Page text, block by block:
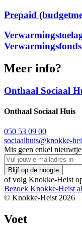
Prepaid
Verwarmingsfonds
Meer info?
Onthaal Sociaal
Onthaal Sociaal Huis
050 53 09 00
sociaalhuis@knokke-
Mis geen enkel
of volg Knokke-Heist
Bezoek Knokke-Heist
© Knokke-Heist 2026
Voet